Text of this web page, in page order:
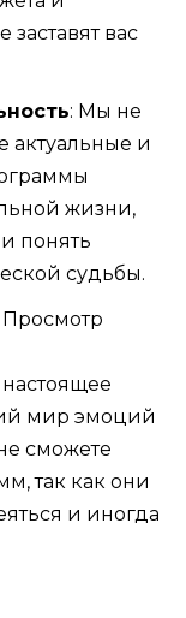
вас
: Мы не
актуальные и
жизни,
понять
судьбы.
Просмотр
мир эмоций
сможете
так как они
и иногда